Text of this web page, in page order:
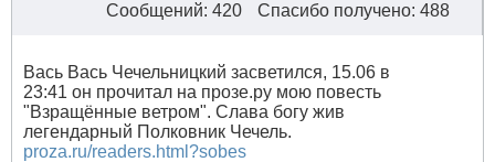
Сообщений: 420
Спасибо получено: 488
Вась Вась Чечельницкий засветился, 15.06 в
23:41 он прочитал на прозе.ру мою повесть
"Взращённые ветром". Слава богу жив
легендарный Полковник Чечель.
proza.ru/readers.html?sobes